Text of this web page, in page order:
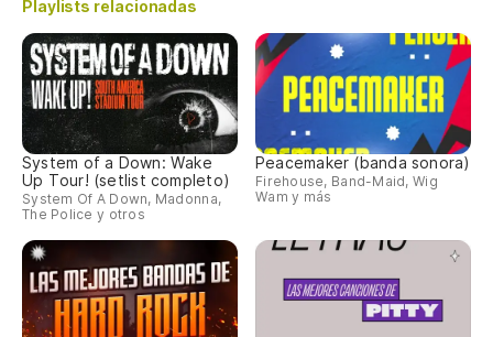
Playlists relacionadas
System of a Down: Wake
Up Tour! (setlist completo)
System Of A Down, Madonna,
The Police y otros
Peacemaker (banda sonora)
Firehouse, Band-Maid, Wig
Wam y más